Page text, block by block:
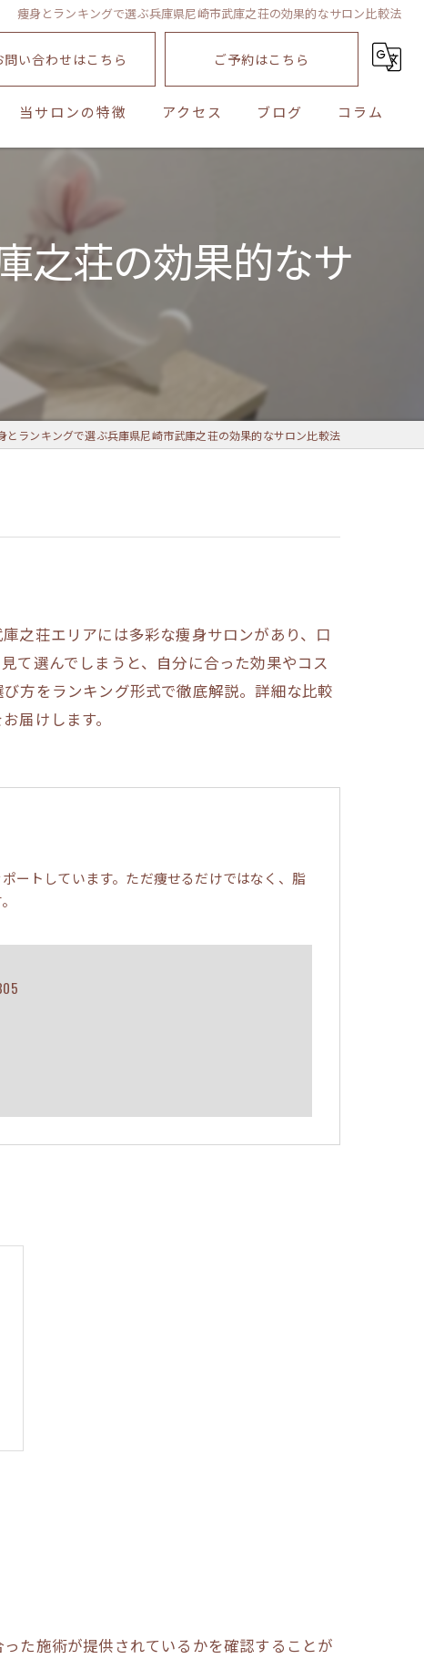
痩身とランキングで選ぶ兵庫県尼崎市武庫之荘の効果的なサロン比較法
問い合わせはこちら ご予約はこちら
当サロンの特徴
メンズ
アクセス ブログ コラム
之荘の効果的なサ
とランキングで選ぶ兵庫県尼崎市武庫之荘の効果的なサロン比較法
之荘エリアには多彩な痩身サロンがあり、口
て選んでしまうと、自分に合った効果やコス
方をランキング形式で徹底解説。詳細な比較
届けします。
ートしています。ただ痩せるだけではなく、脂
た施術が提供されているかを確認することが